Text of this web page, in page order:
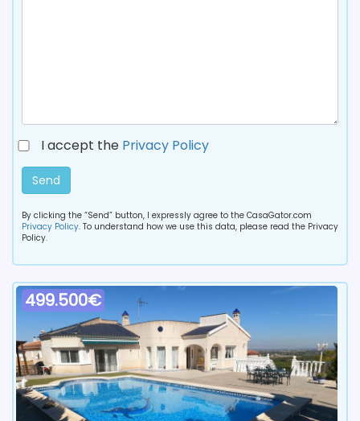
I accept the Privacy Policy
Send
By clicking the “Send” button, I expressly agree to the CasaGator.com
Privacy Policy. To understand how we use this data, please read the Privacy
Policy.
499.500€